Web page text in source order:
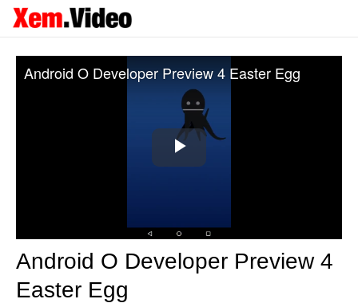
Play
Android O Developer Preview 4 Easter Egg
Android O Developer Preview 4
Easter Egg